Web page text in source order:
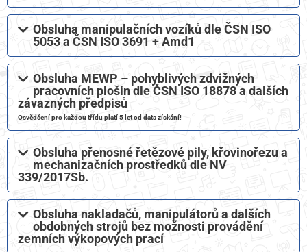
Obsluha manipulačních vozíků dle ČSN ISO
5053 a ČSN ISO 3691 + Amd1​
Obsluha MEWP – pohyblivých zdvižných
pracovních plošin dle ČSN ISO 18878 a dalších
závazných předpisů​
Osvědčení pro každou třídu platí 5 let od data získání!
Obsluha přenosné řetězové pily, křovinořezu a
mechanizačních prostředků dle NV
339/2017Sb.
Obsluha nakladačů, manipulátorů a dalších
obdobných strojů bez možnosti provádění
zemních výkopových prací